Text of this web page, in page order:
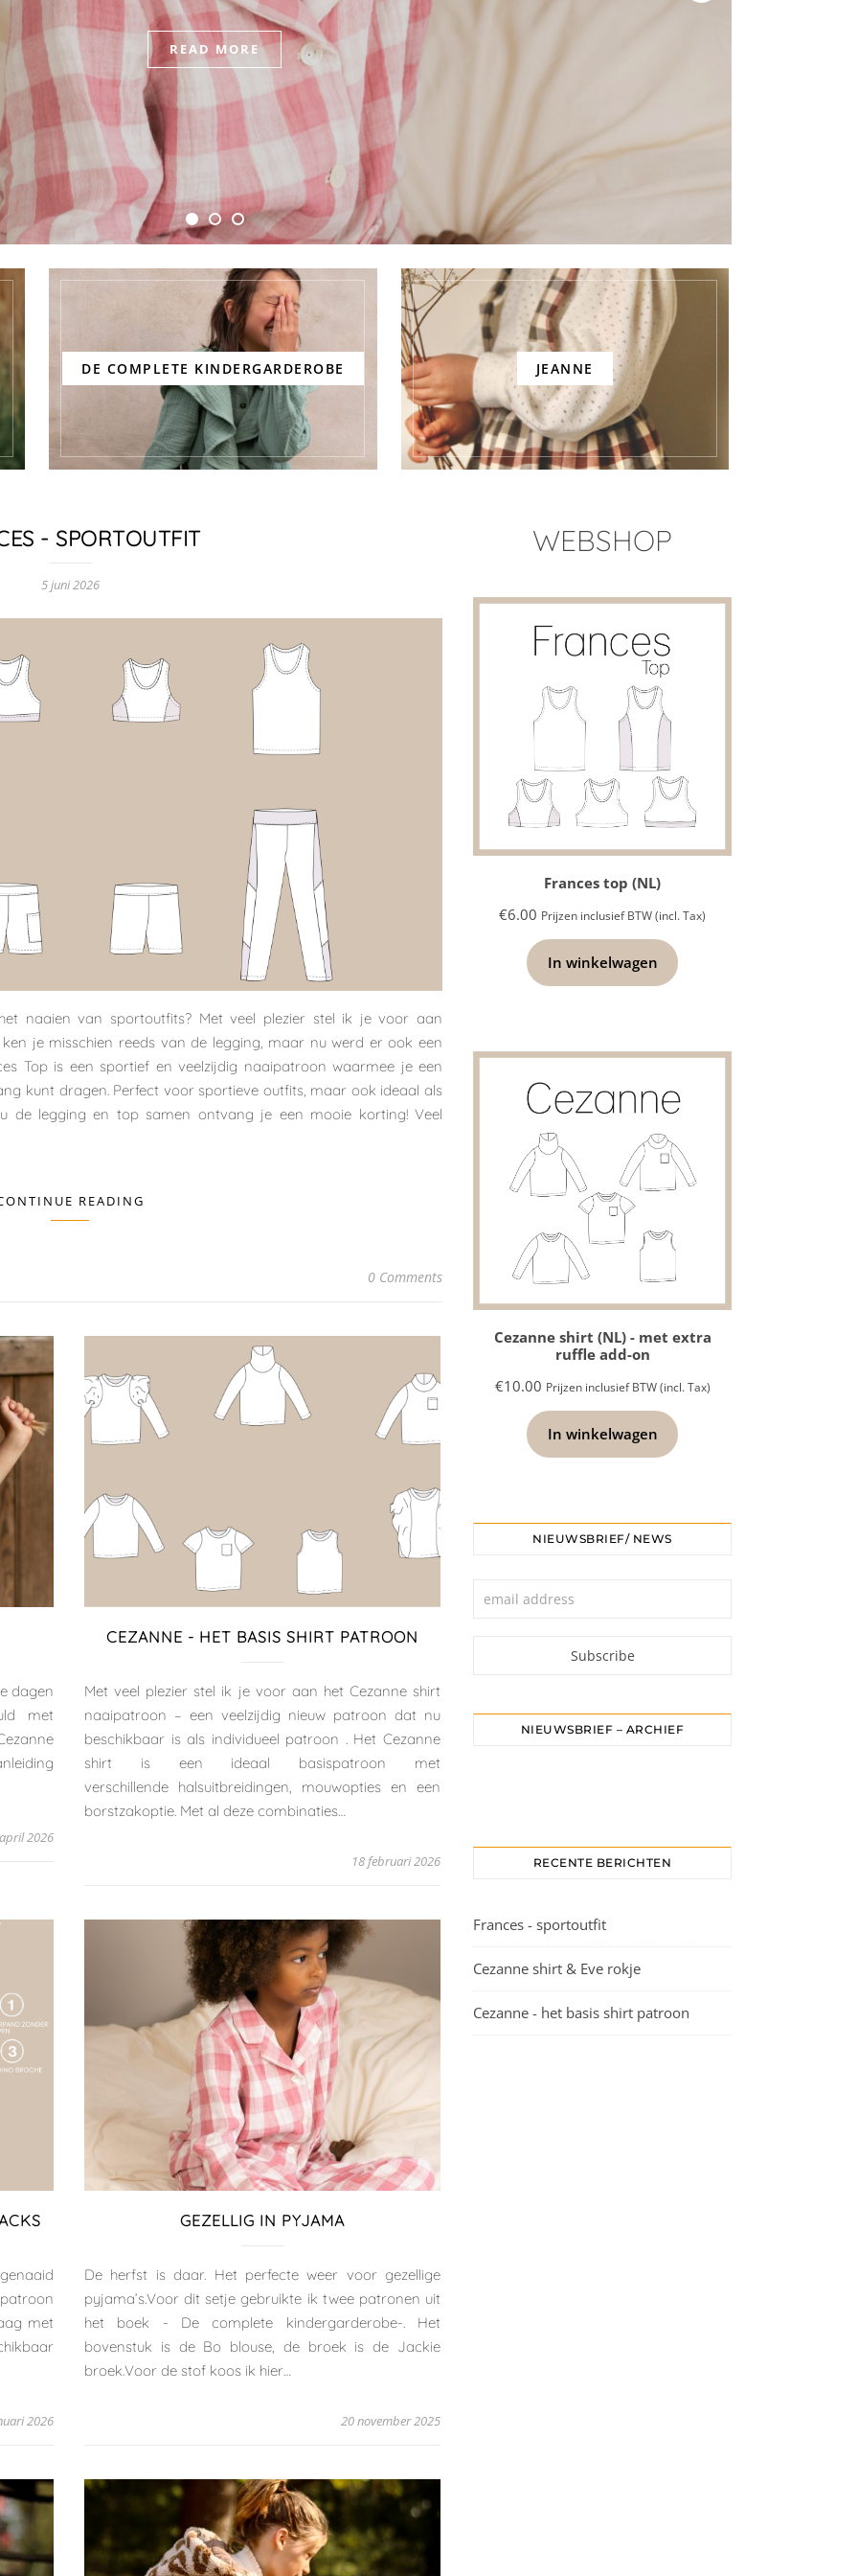
READ MORE
READ MORE
READ MORE
DE COMPLETE KINDERGARDEROBE JEANNE
- SPORTOUTFIT
5 juni 2026
naaien van sportoutfits? Met veel plezier stel ik je voor aan
je misschien reeds van de legging, maar nu werd er ook een
Top is een sportief en veelzijdig naaipatroon waarmee je een
kunt dragen. Perfect voor sportieve outfits, maar ook ideaal als
de legging en top samen ontvang je een mooie korting! Veel
READING
0 Comments
dagen
met
2026
CEZANNE - HET BASIS SHIRT PATROON
Met veel plezier stel ik je voor aan het Cezanne shirt
naaipatroon – een veelzijdig nieuw patroon dat nu
beschikbaar is als individueel patroon . Het Cezanne
shirt is een ideaal basispatroon met
verschillende halsuitbreidingen, mouwopties en een
borstzakoptie. Met al deze combinaties…
18 februari 2026
met
2026
GEZELLIG IN PYJAMA
De herfst is daar. Het perfecte weer voor gezellige
pyjama’s.Voor dit setje gebruikte ik twee patronen uit
het boek - De complete kindergarderobe-. Het
bovenstuk is de Bo blouse, de broek is de Jackie
broek.Voor de stof koos ik hier…
20 november 2025
WEBSHOP
Frances top (NL)
€6.00 Prijzen inclusief BTW (incl. Tax)
In winkelwagen
Cezanne shirt (NL) - met extra
ruffle add-on
€10.00 Prijzen inclusief BTW (incl. Tax)
In winkelwagen
NIEUWSBRIEF/ NEWS
NIEUWSBRIEF – ARCHIEF
RECENTE BERICHTEN
Frances - sportoutfit
Cezanne shirt & Eve rokje
Cezanne - het basis shirt patroon